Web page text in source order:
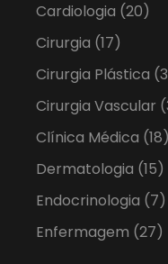
Cardiologia (20)
Cirurgia (17)
Cirurgia Plástica
Cirurgia Vascular
Clínica Médica (18)
Dermatologia (15)
Endocrinologia (7)
Enfermagem (27)